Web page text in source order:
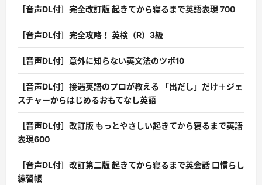
［音声DL付］完全改訂版 起きてから寝るまで英語表現 700
［音声DL付］完全攻略！ 英検（R）3級
［音声DL付］意外に知らない英文法のツボ10
［音声DL付］接遇英語のプロが教える 「出だし」だけ＋ジェ
スチャーからはじめるおもてなし英語
［音声DL付］改訂版 もっとやさしい起きてから寝るまで英語
表現600
［音声DL付］改訂第二版 起きてから寝るまで英会話 口慣らし
練習帳